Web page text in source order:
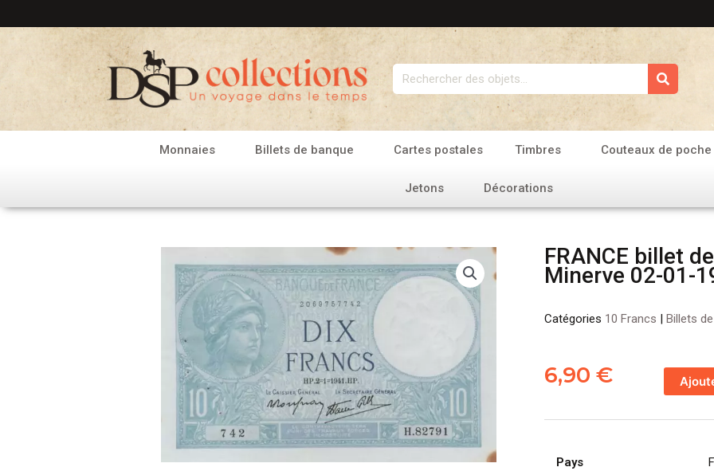
au
contenu
Rechercher
Monnaies Billets de banque Cartes postales Timbres Couteaux de poche
Jetons Décorations
FRANCE billet
Minerve 02-01-
Catégories 10 Francs | Billets
6,90 €
de
FRANCE
de
Pays